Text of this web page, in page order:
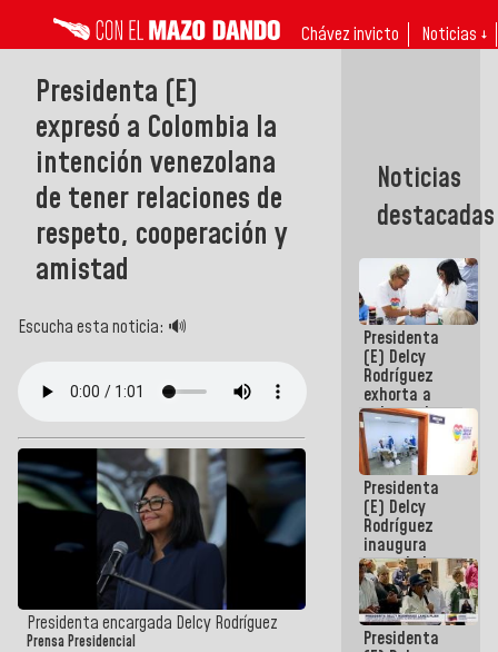
Chávez invicto Noticias ↓
Presidenta (E)
expresó a Colombia la
intención venezolana
de tener relaciones de
respeto, cooperación y
amistad
Escucha esta noticia: 🔊
Presidenta encargada Delcy Rodríguez
Prensa Presidencial
Noticias
destacadas
Presidenta
(E) Delcy
Rodríguez
exhorta a
gobernadores
y alcaldes a
edificar
casas para
abuelos
Presidenta
(E) Delcy
Rodríguez
inaugura
casa de los
Abuelos
Primavera
en Caracas
Presidenta